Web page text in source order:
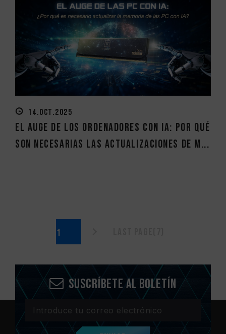
14.OCT.2025
El auge de los ordenadores con IA: por qué
son necesarias las actualizaciones de m...
Suscríbete al boletín